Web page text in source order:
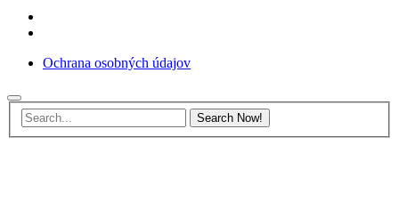
Ochrana osobných údajov